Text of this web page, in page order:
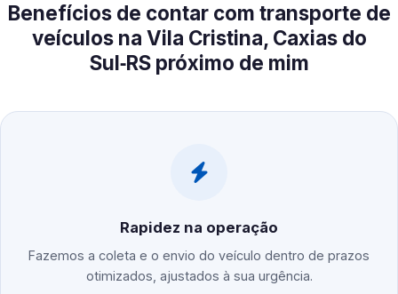
Benefícios de contar com transporte de
veículos na Vila Cristina, Caxias do
Sul‑RS próximo de mim
Rapidez na operação
Fazemos a coleta e o envio do veículo dentro de prazos
otimizados, ajustados à sua urgência.